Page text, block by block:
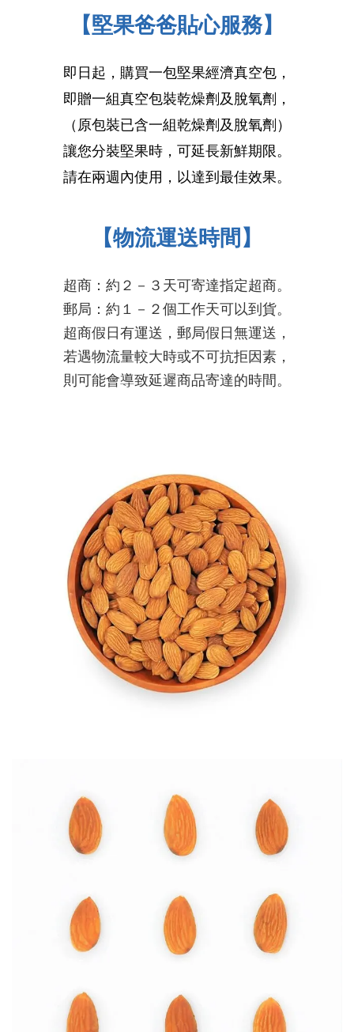
【堅果爸爸貼心服務】
即日起，購買一包堅果經濟真空包，
即贈一組真空包裝乾燥劑及脫氧劑，
（原包裝已含一組乾燥劑及脫氧劑）
讓您分裝堅果時，可延長新鮮期限。
請在兩週內使用，以達到最佳效果。
【物流運送時間】
超商：約２－３天可寄達指定超商。
郵局：約１－２個工作天可以到貨。
超商假日有運送，郵局假日無運送，
若遇物流量較大時或不可抗拒因素，
則可能會導致延遲商品寄達的時間。